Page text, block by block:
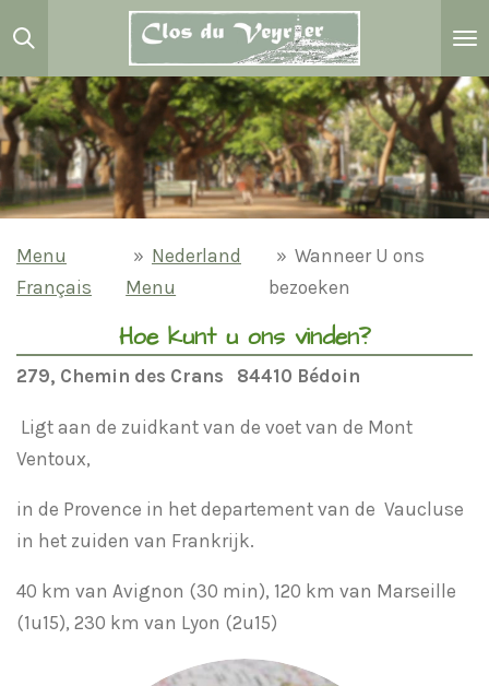
Passer
contenu
principal
Menu
Français
» Nederland
Menu
» Wanneer U ons
bezoeken
Hoe kunt u ons vinden?
279, Chemin des Crans 84410 Bédoin
Ligt aan de zuidkant van de voet van de Mont
Ventoux,
in de Provence in het departement van de Vaucluse
in het zuiden van Frankrijk.
40 km van Avignon (30 min), 120 km van Marseille
(1u15), 230 km van Lyon (2u15)